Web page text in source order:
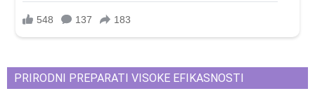
PRIRODNI PREPARATI VISOKE EFIKASNOSTI